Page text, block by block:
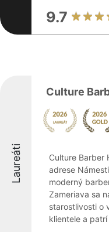
9.7
Laureáti
Culture
Culture Barber
adrese
moderný
Zameriava sa
starostlivosti o
klientele a